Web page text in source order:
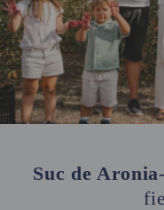
Suc de Aronia